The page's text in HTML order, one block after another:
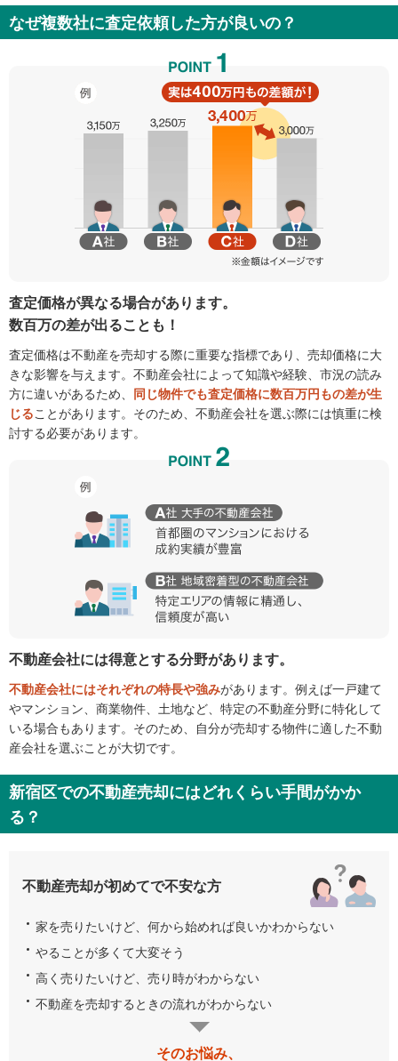
なぜ複数社に査定依頼した方が良いの？
査定価格が異なる場合があります。
数百万の差が出ることも！
査定価格は不動産を売却する際に重要な指標であり、売却価格に大
きな影響を与えます。不動産会社によって知識や経験、市況の読み
方に違いがあるため、 同じ物件でも査定価格に数百万円もの差が生
じることがあります。そのため、不動産会社を選ぶ際には慎重に検
討する必要があります。
不動産会社には得意とする分野があります。
不動産会社にはそれぞれの特長や強みがあります。例えば一戸建て
やマンション、商業物件、土地など、特定の不動産分野に特化して
いる場合もあります。そのため、自分が売却する物件に適した不動
産会社を選ぶことが大切です。
新宿区での不動産売却にはどれくらい手間がかか
る？
不動産売却が初めてで不安な方
家を売りたいけど、何から始めれば良いかわからない
やることが多くて大変そう
高く売りたいけど、売り時がわからない
不動産を売却するときの流れがわからない
そのお悩み、